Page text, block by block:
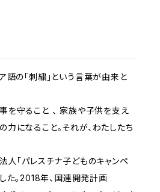
語の「刺繍」という言葉が由来と
を守ること 、 家族や子供を支え
になること。それが、わたしたち
人「パレスチナ子どものキャンペ
た。2018年、国連開発計画